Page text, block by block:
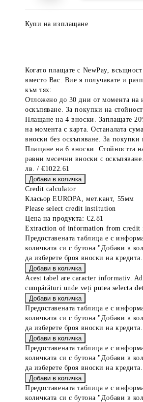
Купи на изплащане
Когато плащате с NewPay,
вместо Вас. Вие я получавате и
към тях:
Отложено до 30 дни от момента на
оскъпяване. За покупки на
Плащане на 4 вноски. Заплащате
на момента с карта. Останалата
вноски без оскъпяване. За
Плащане на 6 вноски. Стойността
равни месечни вноски с
лв. / €1022.61
Credit calculator
Класьор EUROPA, мет.кант, 55мм
Please select credit institution
Цена на продукта: €2.81
Extraction of information from credit
Предоставената таблица е с
количката си с бутона "Добави в
да изберете броя вноски на кредита.
Acest tabel are caracter informativ.
cumpărături unde veți putea selecta
Предоставената таблица е с
количката си с бутона "Добави в
да изберете броя вноски на кредита.
Предоставената таблица е с
количката си с бутона "Добави в
да изберете броя вноски на кредита.
Предоставената таблица е с
количката си с бутона "Добави в